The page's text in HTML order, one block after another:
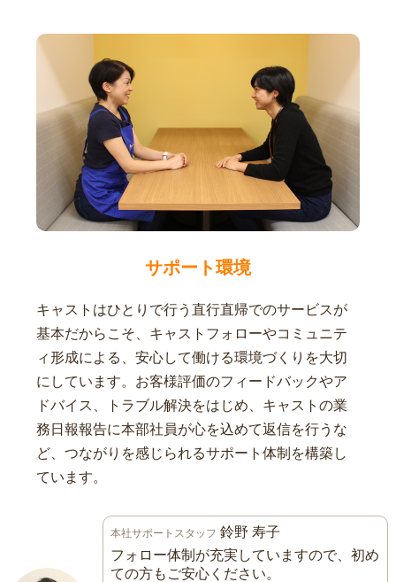
サポート環境
キャストはひとりで行う直行直帰でのサービスが
基本だからこそ、キャストフォローやコミュニテ
ィ形成による、安心して働ける環境づくりを大切
にしています。お客様評価のフィードバックやア
ドバイス、トラブル解決をはじめ、キャストの業
務日報報告に本部社員が心を込めて返信を行うな
ど、つながりを感じられるサポート体制を構築し
ています。
本社サポートスタッフ 鈴野 寿子
フォロー体制が充実していますので、初め
ての方もご安心ください。